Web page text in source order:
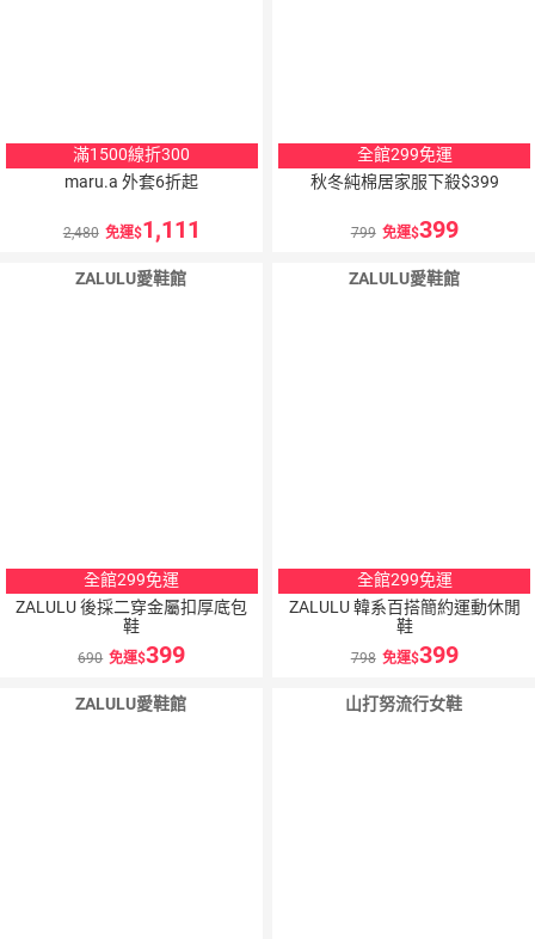
滿1500線折300
maru.a 外套6折起
2,480 免運 1,111
全館299免運
秋冬純棉居家服下殺$399
799 免運 399
ZALULU愛鞋館
全館299免運
ZALULU 後採二穿金屬扣厚底包
鞋
690 免運 399
ZALULU愛鞋館
全館299免運
ZALULU 韓系百搭簡約運動休閒
鞋
798 免運 399
ZALULU愛鞋館 山打努流行女鞋